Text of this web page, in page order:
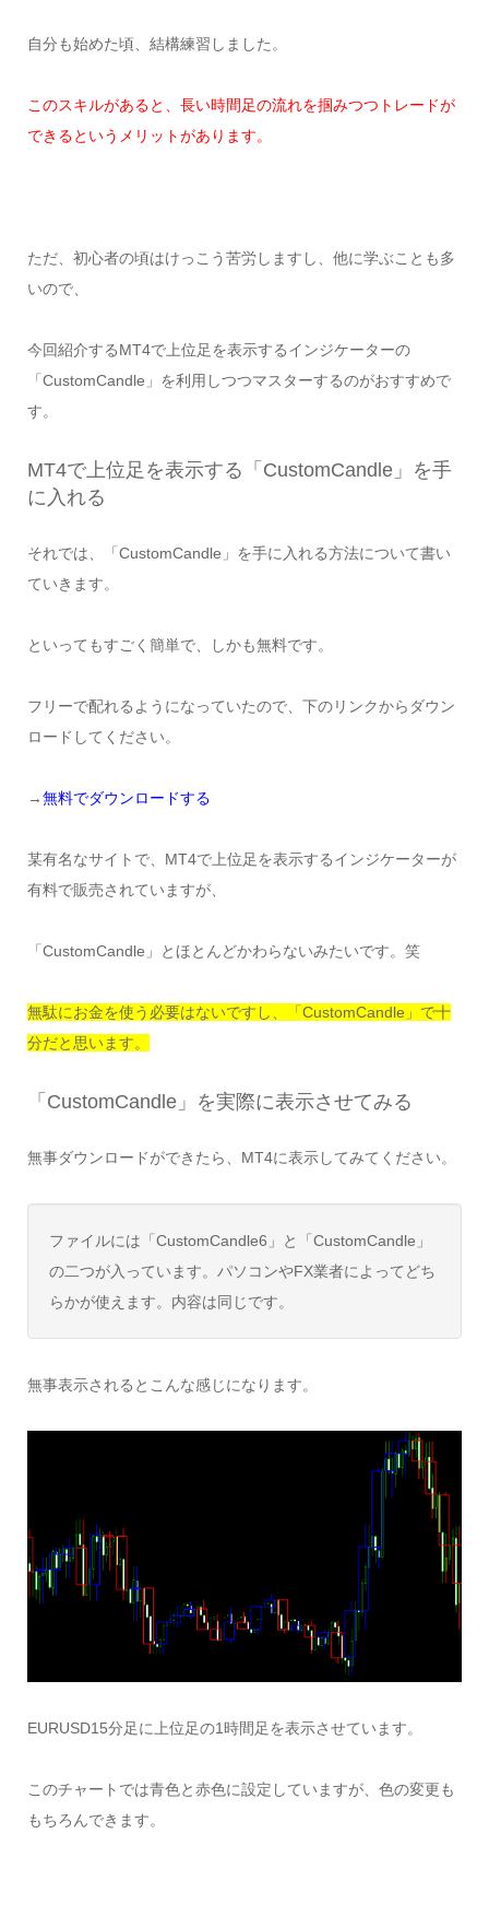
自分も始めた頃、結構練習しました。
このスキルがあると、長い時間足の流れを掴みつつトレードが
できるというメリットがあります。
ただ、初心者の頃はけっこう苦労しますし、他に学ぶことも多
いので、
今回紹介するMT4で上位足を表示するインジケーターの
「CustomCandle」を利用しつつマスターするのがおすすめで
す。
MT4で上位足を表示する「CustomCandle」を手
に入れる
それでは、「CustomCandle」を手に入れる方法について書い
ていきます。
といってもすごく簡単で、しかも無料です。
フリーで配れるようになっていたので、下のリンクからダウン
ロードしてください。
→無料でダウンロードする
某有名なサイトで、MT4で上位足を表示するインジケーターが
有料で販売されていますが、
「CustomCandle」とほとんどかわらないみたいです。笑
無駄にお金を使う必要はないですし、「CustomCandle」で十
分だと思います。
「CustomCandle」を実際に表示させてみる
無事ダウンロードができたら、MT4に表示してみてください。
ファイルには「CustomCandle6」と「CustomCandle」
の二つが入っています。パソコンやFX業者によってどち
らかが使えます。内容は同じです。
無事表示されるとこんな感じになります。
EURUSD15分足に上位足の1時間足を表示させています。
このチャートでは青色と赤色に設定していますが、色の変更も
もちろんできます。